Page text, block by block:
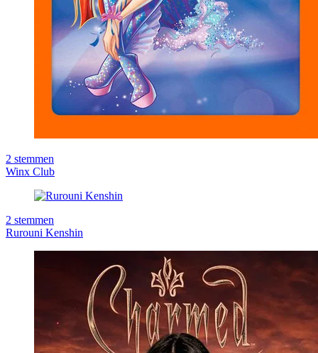
2 stemmen
Winx Club
2 stemmen
Rurouni Kenshin